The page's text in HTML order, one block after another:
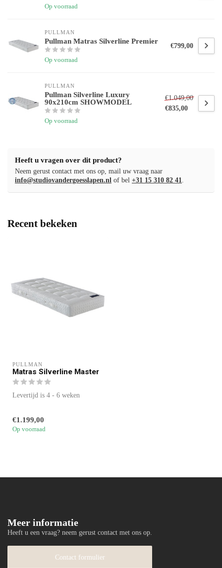
Op voorraad
PULLMAN
Pullman Matras Silverline Premier
Op voorraad
€799,00
PULLMAN
Pullman Silverline Luxury
90x210cm SHOWMODEL
Op voorraad
€1.049,00
€835,00
Heeft u vragen over dit product?
Neem gerust contact met ons op, mail uw vraag naar
info@studiovandergoesslapen.nl of bel +31 15 310 82 41.
Recent bekeken
PULLMAN
Matras Silverline Master
Levertijd is 4 - 6 weken
€1.199,00
Op voorraad
Meer informatie
Heeft u een vraag? neem gerust contact met ons op.
Contact formulier